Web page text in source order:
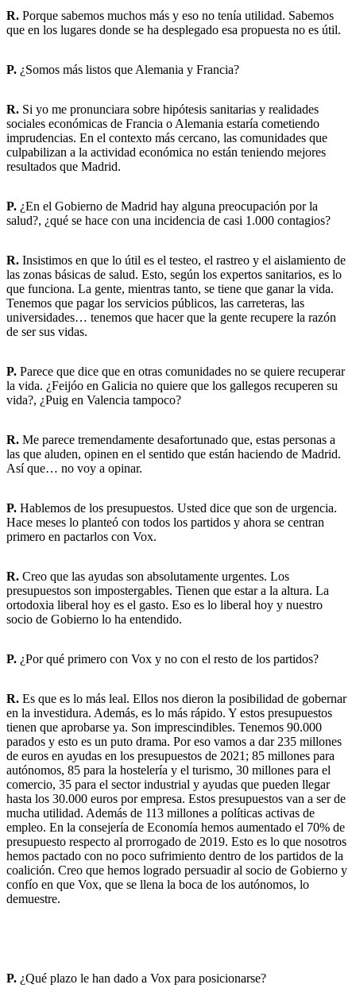
R. Porque sabemos muchos más y eso no tenía utilidad. Sabemos
que en los lugares donde se ha desplegado esa propuesta no es útil.
P. ¿Somos más listos que Alemania y Francia?
R. Si yo me pronunciara sobre hipótesis sanitarias y realidades
sociales económicas de Francia o Alemania estaría cometiendo
imprudencias. En el contexto más cercano, las comunidades que
culpabilizan a la actividad económica no están teniendo mejores
resultados que Madrid.
P. ¿En el Gobierno de Madrid hay alguna preocupación por la
salud?, ¿qué se hace con una incidencia de casi 1.000 contagios?
R. Insistimos en que lo útil es el testeo, el rastreo y el aislamiento de
las zonas básicas de salud. Esto, según los expertos sanitarios, es lo
que funciona. La gente, mientras tanto, se tiene que ganar la vida.
Tenemos que pagar los servicios públicos, las carreteras, las
universidades… tenemos que hacer que la gente recupere la razón
de ser sus vidas.
P. Parece que dice que en otras comunidades no se quiere recuperar
la vida. ¿Feijóo en Galicia no quiere que los gallegos recuperen su
vida?, ¿Puig en Valencia tampoco?
R. Me parece tremendamente desafortunado que, estas personas a
las que aluden, opinen en el sentido que están haciendo de Madrid.
Así que… no voy a opinar.
P. Hablemos de los presupuestos. Usted dice que son de urgencia.
Hace meses lo planteó con todos los partidos y ahora se centran
primero en pactarlos con Vox.
R. Creo que las ayudas son absolutamente urgentes. Los
presupuestos son impostergables. Tienen que estar a la altura. La
ortodoxia liberal hoy es el gasto. Eso es lo liberal hoy y nuestro
socio de Gobierno lo ha entendido.
P. ¿Por qué primero con Vox y no con el resto de los partidos?
R. Es que es lo más leal. Ellos nos dieron la posibilidad de gobernar
en la investidura. Además, es lo más rápido. Y estos presupuestos
tienen que aprobarse ya. Son imprescindibles. Tenemos 90.000
parados y esto es un puto drama. Por eso vamos a dar 235 millones
de euros en ayudas en los presupuestos de 2021; 85 millones para
autónomos, 85 para la hostelería y el turismo, 30 millones para el
comercio, 35 para el sector industrial y ayudas que pueden llegar
hasta los 30.000 euros por empresa. Estos presupuestos van a ser de
mucha utilidad. Además de 113 millones a políticas activas de
empleo. En la consejería de Economía hemos aumentado el 70% de
presupuesto respecto al prorrogado de 2019. Esto es lo que nosotros
hemos pactado con no poco sufrimiento dentro de los partidos de la
coalición. Creo que hemos logrado persuadir al socio de Gobierno y
confío en que Vox, que se llena la boca de los autónomos, lo
demuestre.
P. ¿Qué plazo le han dado a Vox para posicionarse?